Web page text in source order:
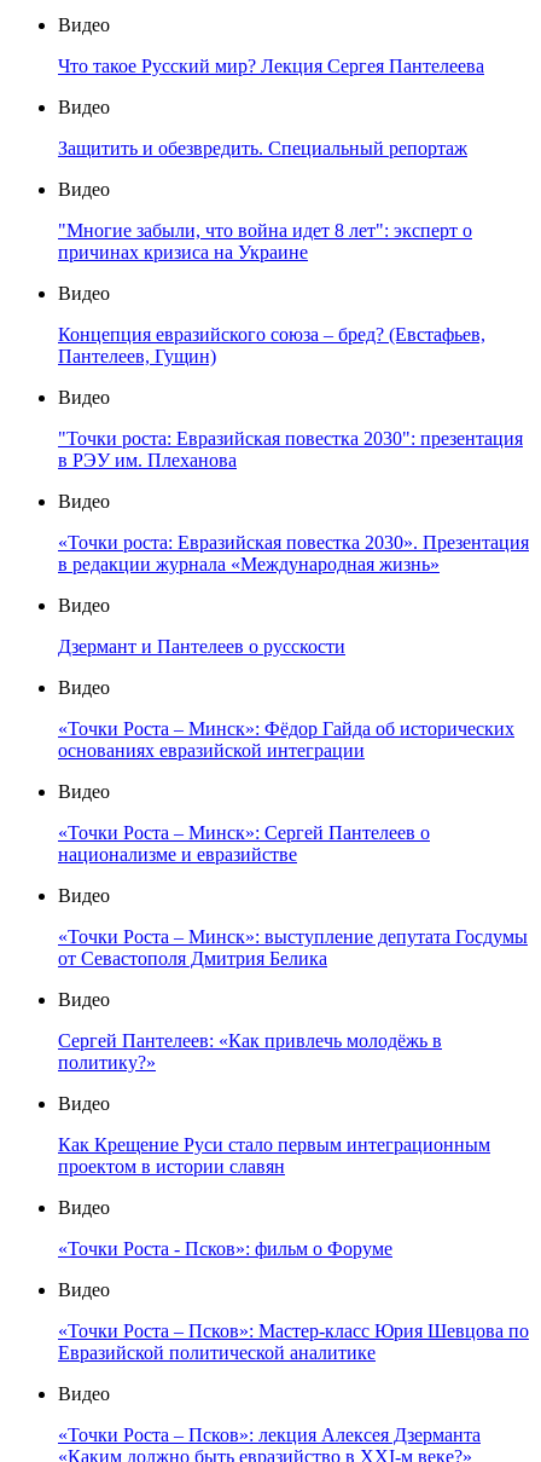
Видео
Что такое Русский мир? Лекция Сергея Пантелеева
Видео
Защитить и обезвредить. Специальный репортаж
Видео
"Многие забыли, что война идет 8 лет": эксперт о
причинах кризиса на Украине
Видео
Концепция евразийского союза – бред? (Евстафьев,
Пантелеев, Гущин)
Видео
"Точки роста: Евразийская повестка 2030": презентация
в РЭУ им. Плеханова
Видео
«Точки роста: Евразийская повестка 2030». Презентация
в редакции журнала «Международная жизнь»
Видео
Дзермант и Пантелеев о русскости
Видео
«Точки Роста – Минск»: Фёдор Гайда об исторических
основаниях евразийской интеграции
Видео
«Точки Роста – Минск»: Сергей Пантелеев о
национализме и евразийстве
Видео
«Точки Роста – Минск»: выступление депутата Госдумы
от Севастополя Дмитрия Белика
Видео
Сергей Пантелеев: «Как привлечь молодёжь в
политику?»
Видео
Как Крещение Руси стало первым интеграционным
проектом в истории славян
Видео
«Точки Роста - Псков»: фильм о Форуме
Видео
«Точки Роста – Псков»: Мастер-класс Юрия Шевцова по
Евразийской политической аналитике
Видео
«Точки Роста – Псков»: лекция Алексея Дзерманта
«Каким должно быть евразийство в XXI-м веке?»